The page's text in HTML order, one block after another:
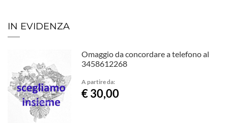
IN EVIDENZA
Omaggio da concordare a telefono al
3458612268
A partire da:
€ 30,00